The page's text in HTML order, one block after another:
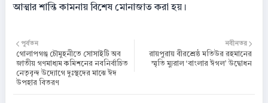
আত্মার শান্তি কামনায় বিশেষ মোনাজাত করা হয়।
নবীনতর
রায়পুরায় বীরশ্রেষ্ঠ মতিউর রহমানের
স্মৃতি ম্যুরাল ‘বাংলার ঈগল’ উদ্বোধন
পূর্বতন
গোলাপগঞ্জ চৌমুহনীতে সোসাইটি অব
জাতীয় গণমাধ্যম কমিশনের নবনির্বাচিত
নেতৃবৃন্দ উদ্যোগে দুঃস্থদের মাঝে ঈদ
উপহার বিতরণ